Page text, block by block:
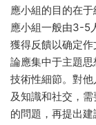
應小組的目的在
應小組一般由3-5
獲得反饋以确定
論應集中于主題
技術性細節。對
及知識和社交，
的問題，再提出